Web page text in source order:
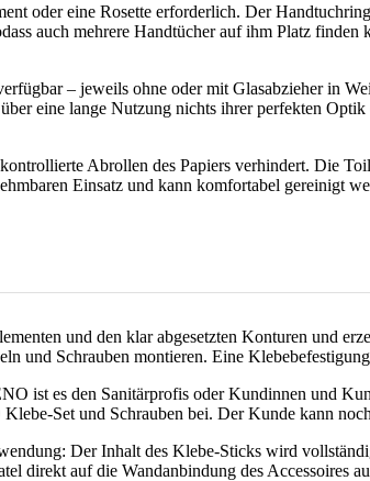
oder eine Rosette erforderlich. Der
auch mehrere Handtücher auf ihm Platz
– jeweils ohne oder mit Glasabzieher in
eine lange Nutzung nichts ihrer perfekten
Abrollen des Papiers verhindert. Die
Einsatz und kann komfortabel gereinigt
und den klar abgesetzten Konturen und
und Schrauben montieren. Eine
ist es den Sanitärprofis oder Kundinnen und
Set und Schrauben bei. Der Kunde kann
Der Inhalt des Klebe-Sticks wird
direkt auf die Wandanbindung des Accessoires